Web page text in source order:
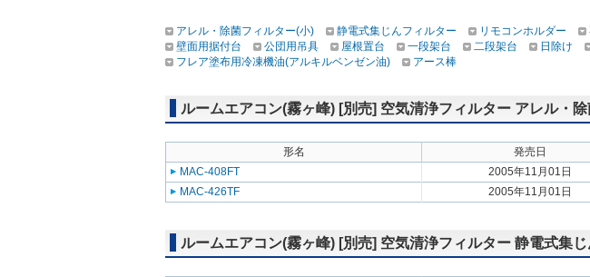
アレル・除菌フィルター(小)
静電式集じんフィルター リモコンホルダー
壁面用据付台
公団用吊具 屋根置台 一段架台 二段架台 日除け
フレア塗布用冷凍機油(アルキルベンゼン油)
アース棒
ルームエアコン(霧ヶ峰) [別売] 空気清浄フィルター アレル・
形名 発売日
MAC-408FT
2005年11月01日
MAC-426TF
2005年11月01日
ルームエアコン(霧ヶ峰) [別売] 空気清浄フィルター 静電式集